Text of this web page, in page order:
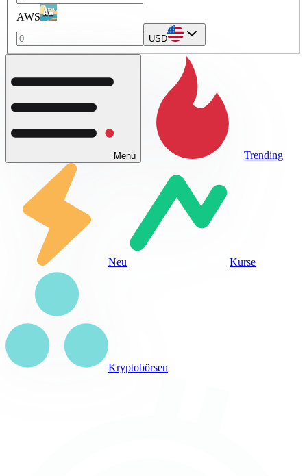
AWS
USD
Menü Trending
Neu Kurse
Kryptobörsen